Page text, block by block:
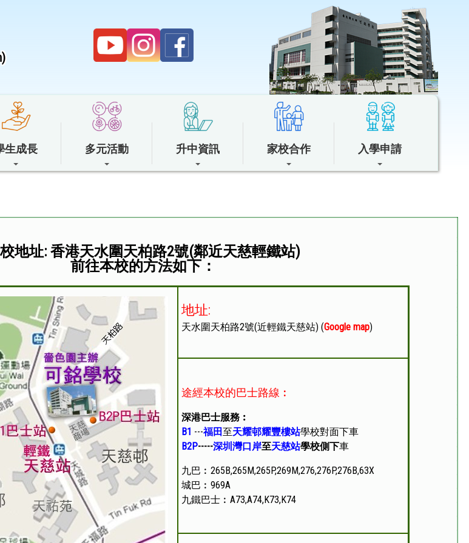
生成長 多元活動 升中資訊 家校合作 入學申請
地址: 香港天水圍天柏路2號(鄰近天慈輕鐵站)
前往本校的方法如下：
地址:
天水圍天柏路2號(近輕鐵天慈站) (Google map)
途經本校的巴士路線︰
深港巴士服務︰
B1 ---福田至天耀邨耀豐樓站學校對面下車
B2P-----深圳灣口岸至天慈站學校側下車
九巴︰ 265B,265M,265P,269M,276,276P,276B,63X
城巴︰ 969A
九鐵巴士︰ A73,A74,K73,K74